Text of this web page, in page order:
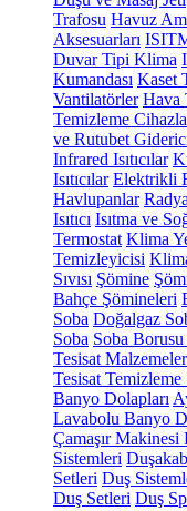
Trafosu Havuz
Aksesuarları
Duvar Tipi Klima
Kumandası Kaset
Vantilatörler Hava
Temizleme
ve Rutubet
Infrared Isıtıcılar
Isıtıcılar Elektrikli
Havlupanlar
Isıtıcı Isıtma ve
Termostat Klima
Temizleyicisi
Sıvısı Şömine
Bahçe Şömineleri
Soba Doğalgaz
Soba Soba Borusu
Tesisat
Tesisat Temizleme
Banyo Dolapları
Lavabolu Banyo
Çamaşır Makinesi
Sistemleri
Setleri Duş
Duş Setleri Duş